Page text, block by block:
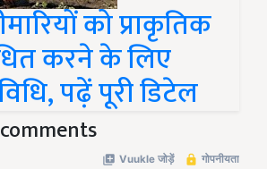
को प्राकृतिक
करने के लिए
पढ़ें पूरी डिटेल